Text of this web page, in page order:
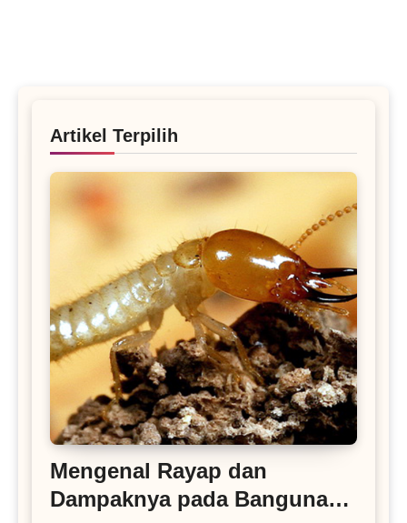
Artikel Terpilih
Mengenal Rayap dan
Dampaknya pada Bangunan